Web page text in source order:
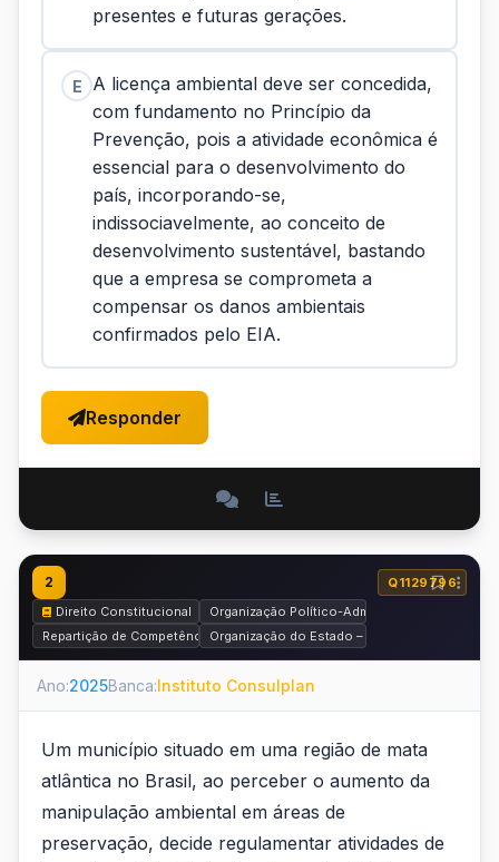
presentes e futuras gerações.
E
A licença ambiental deve ser concedida,
com fundamento no Princípio da
Prevenção, pois a atividade econômica é
essencial para o desenvolvimento do
país, incorporando-se,
indissociavelmente, ao conceito de
desenvolvimento sustentável, bastando
que a empresa se comprometa a
compensar os danos ambientais
confirmados pelo EIA.
Responder
2
Q1129796
Direito Constitucional
Organização Político-Administrativa do Estado
Repartição de Competências Constitucionais
Organização do Estado – Municípios
Ano:2025Banca:Instituto Consulplan
Um município situado em uma região de mata
atlântica no Brasil, ao perceber o aumento da
manipulação ambiental em áreas de
preservação, decide regulamentar atividades de